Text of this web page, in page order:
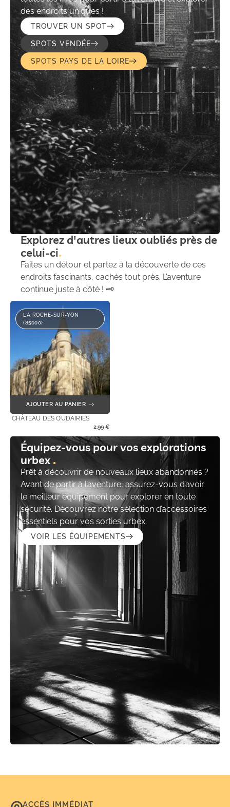
des endroits uniques !
TROUVER UN SPOT
SPOTS VENDÉE
SPOTS PAYS DE LA LOIRE
Explorez d'autres lieux oubliés près de
celui-ci
Faites un détour et partez à la découverte de ces
endroits fascinants, cachés tout près. L’aventure
continue juste à côté ! 🗝️
LA ROCHE-SUR-YON
(85000)
AJOUTER AU PANIER
CHÂTEAU DES OUDAIRIES
2,99 €
Équipez-vous pour vos explorations
urbex
Prêt à découvrir de nouveaux lieux abandonnés ?
Avant de partir à l’aventure, assurez-vous d’avoir
le meilleur équipement pour explorer en toute
sécurité. Découvrez notre sélection d’accessoires
essentiels pour vos sorties urbex.
VOIR LES ÉQUIPEMENTS
ACCÈS IMMÉDIAT